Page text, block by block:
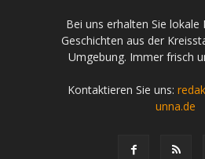
Bei uns erhalten Sie lokale
Geschichten aus der
Umgebung. Immer frisch
Kontaktieren Sie uns:
unna.de